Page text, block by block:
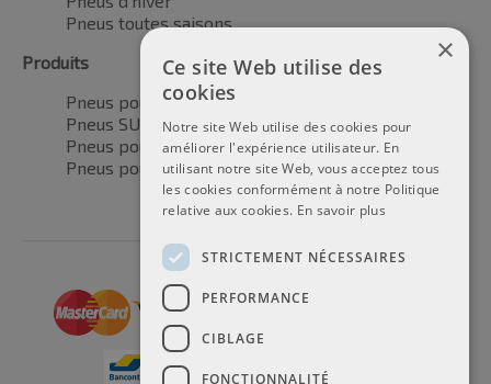
Pneus toutes saisons
Produits
Pneus pour voitures
Pneus SUV / 4x4
Pneus pour camionnettes
Pneus pour motos
×
Ce site Web utilise des
cookies
Notre site Web utilise des cookies pour
améliorer l'expérience utilisateur. En
utilisant notre site Web, vous acceptez tous
les cookies conformément à notre Politique
relative aux cookies. En savoir plus
STRICTEMENT NÉCESSAIRES
PERFORMANCE
CIBLAGE
FONCTIONNALITÉ